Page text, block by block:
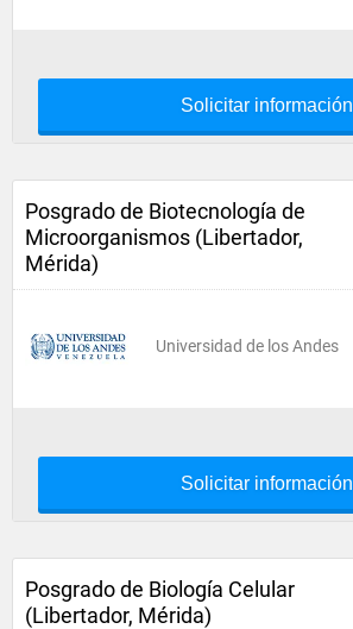
Solicitar información
Posgrado de Biotecnología de
Microorganismos (Libertador,
Mérida)
Universidad de los Andes
Solicitar información
Posgrado de Biología Celular
(Libertador, Mérida)